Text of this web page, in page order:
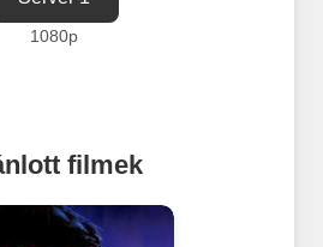
1080p
filmek